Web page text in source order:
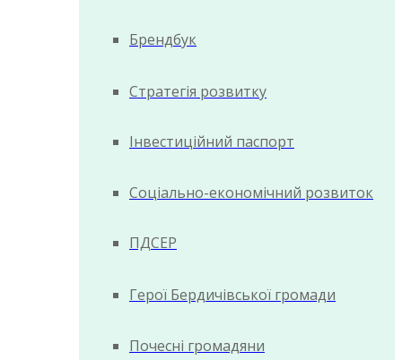
Брендбук
Стратегія розвитку
Інвестиційний паспорт
Соціально-економічний розвиток
ПДСЕР
Герої Бердичівської громади
Почесні громадяни